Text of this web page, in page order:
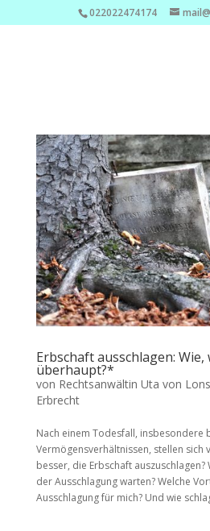
022022474174
Erbschaft ausschlagen:
überhaupt?*
von Rechtsanwältin Uta von
Erbrecht
Nach einem Todesfall, insbesondere
Vermögensverhältnissen, stellen sich
besser, die Erbschaft auszuschlagen?
der Ausschlagung warten? Welche
Ausschlagung für mich? Und wie